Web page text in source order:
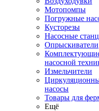
Мотопомпы
Погружные
Кусторезы
Насосные
Опрыскиватели
насосной
Измельчители
насосы
Товары для
Ещё